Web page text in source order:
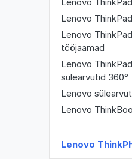
Lenovo
Lenovo
tööjaamad
Lenovo
sülearvutid 360°
Lenovo
Lenovo
Lenovo